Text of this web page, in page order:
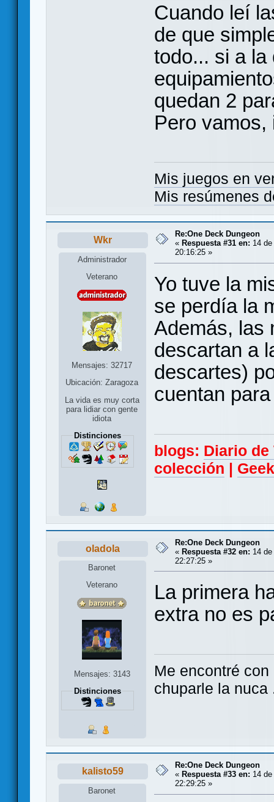
Cuando leí
de que
todo... si a la
quedan 2
Pero vamos,
Mis juegos en
Mis resúmenes
Wkr
Administrador
Veterano
Mensajes: 32717
Ubicación: Zaragoza
La vida es muy corta
para lidiar con gente
idiota
Distinciones
Re:One Deck Dungeon
« Respuesta #31 en: 14
20:16:25 »
Yo tuve la
se perdía la
Además, las
descartan a
descartes)
cuentan
blogs: Diario
colección |
oladola
Baronet
Veterano
Mensajes: 3143
Distinciones
Re:One Deck Dungeon
« Respuesta #32 en: 14
22:27:25 »
La primera
extra no es
Me encontré
chuparle la
kalisto59
Baronet
Re:One Deck Dungeon
« Respuesta #33 en: 14
22:29:25 »